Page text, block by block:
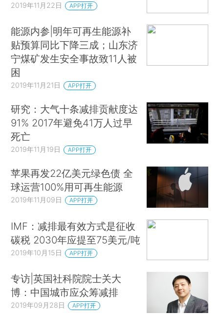
2019年11月22日 APP打开
能源内参|明年可再生能源补
贴预算同比下降三成；山东济
宁煤矿发生安全事故致11人被
困
2019年11月21日 APP打开
研究：大气十条减排贡献度达
91% 2017年避免41万人过早
死亡
2019年11月19日 APP打开
苹果再发22亿美元绿色债 全
球运营100%用可再生能源
2019年11月09日 APP打开
IMF：减排最有效方式是征收
碳税 2030年应提至75美元/吨
2019年10月15日 APP打开
专访|英国社科院院士关大
博：中国城市应众筹减排
2019年09月28日 APP打开